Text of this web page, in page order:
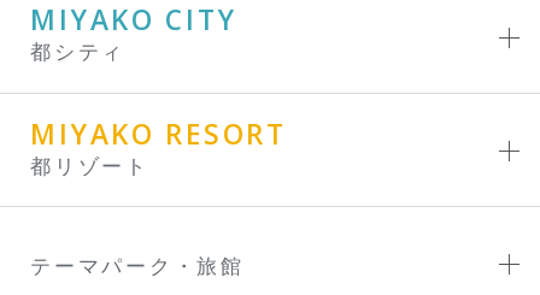
MIYAKO CITY
都シティ
MIYAKO RESORT
都リゾート
テーマパーク・旅館